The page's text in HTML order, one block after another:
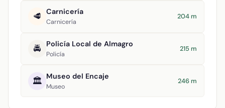
🥩 Carnicería
Carnicería
204 m
🚔 Policía Local de Almagro
Policía
215 m
🏛️ Museo del Encaje
Museo
246 m